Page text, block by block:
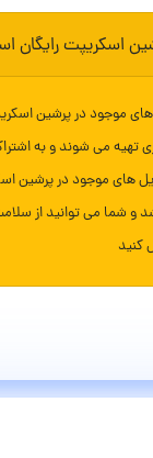
اسکریپت رایگان
های موجود در پرشین
تهیه می شوند و به
های موجود در پرشین
و شما می توانید از
کنید